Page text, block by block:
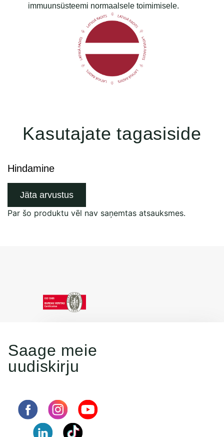
immuunsüsteemi normaalsele toimimisele.
Kasutajate tagasiside
Hindamine
Jäta arvustus
Par šo produktu vēl nav saņemtas atsauksmes.
Saage meie
uudiskirju